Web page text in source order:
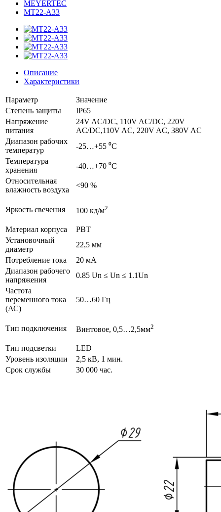
MEYERTEC
MT22-A33
Описание
Характеристики
Параметр
Значение
Степень защиты
IP65
Напряжение
питания
24V AC/DC, 110V AC/DC, 220V
AC/DC,110V AC, 220V AC, 380V AC
Диапазон рабочих
температур
-25…+55 ⁰С
Температура
хранения
-40…+70 ⁰С
Относительная
влажность воздуха
<90 %
Яркость свечения 100 кд/м2
Материал корпуса
PBT
Установочный
диаметр
22,5 мм
Потребление тока
20 мА
Диапазон рабочего
напряжения
0.85 Un ≤ Un ≤ 1.1Un
Частота
переменного тока
(АС)
50…60 Гц
Тип подключения Винтовое, 0,5…2,5мм2
Тип подсветки
LED
Уровень изоляции
2,5 кВ, 1 мин.
Срок службы
30 000 час.